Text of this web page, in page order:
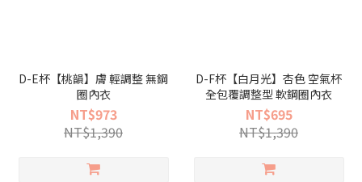
D-E杯【桃韻】膚 輕調整 無鋼
圈內衣
NT$973
NT$1,390
D-F杯【白月光】杏色 空氣杯
全包覆調整型 軟鋼圈內衣
NT$695
NT$1,390